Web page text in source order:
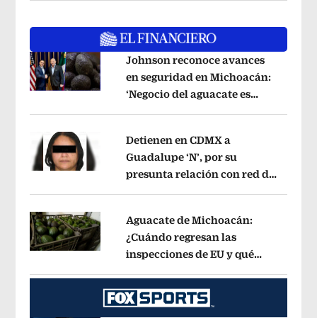
Opens in new window
Johnson reconoce avances
en seguridad en Michoacán:
‘Negocio del aguacate es
Opens in new window
Detienen en CDMX a
Guadalupe ‘N’, por su
presunta relación con red de
Opens in new window
Aguacate de Michoacán:
¿Cuándo regresan las
inspecciones de EU y qué